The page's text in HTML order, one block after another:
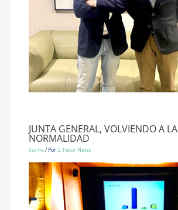
JUNTA GENERAL, VOLVIENDO A LA
NORMALIDAD
Surne/ PorS. Fecor News